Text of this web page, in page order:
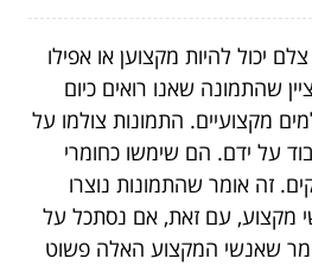
יכול להיות מקצוען או אפילו
שהתמונה שאנו רואים כיום
מקצועיים. התמונות צולמו על
על ידם. הם שימשו כחומרי
זה אומר שהתמונות נוצרו
מקצוע, עם זאת, אם נסתכל על
שאנשי המקצוע האלה פשוט